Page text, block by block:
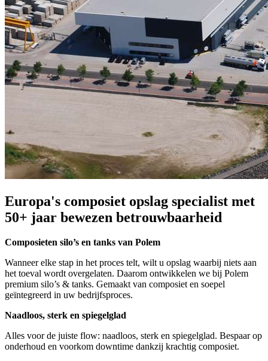
Europa's composiet opslag specialist met
50+ jaar bewezen betrouwbaarheid
Composieten silo’s en tanks van Polem
Wanneer elke stap in het proces telt, wilt u opslag waarbij niets aan
het toeval wordt overgelaten. Daarom ontwikkelen we bij Polem
premium silo’s & tanks. Gemaakt van composiet en soepel
geïntegreerd in uw bedrijfsproces.
Naadloos, sterk en spiegelglad
Alles voor de juiste flow: naadloos, sterk en spiegelglad. Bespaar op
onderhoud en voorkom downtime dankzij krachtig composiet.